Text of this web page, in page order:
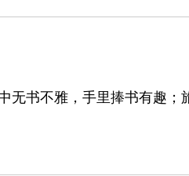
无书不雅，手里捧书有趣；